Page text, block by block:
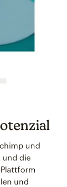
und
und die
und